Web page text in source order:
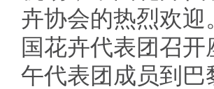
卉协会的热烈欢
国花卉代表团召
午代表团成员到